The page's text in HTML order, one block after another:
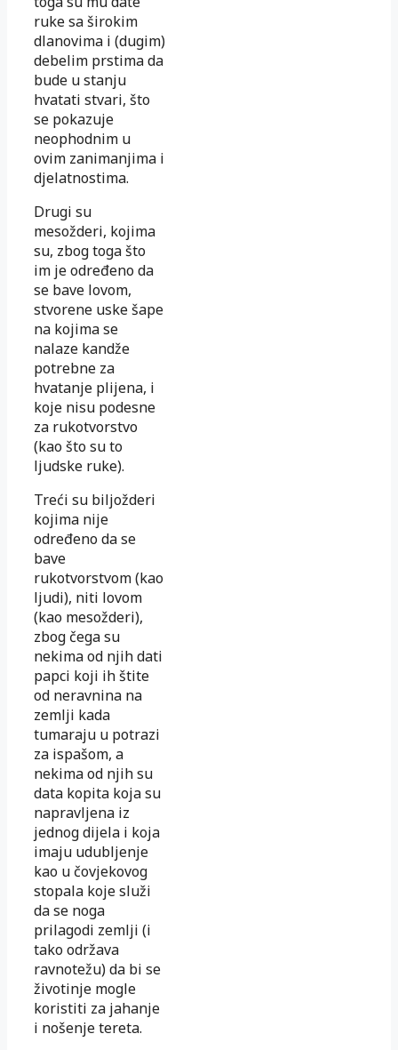
ruke sa širokim
dlanovima i (dugim)
debelim prstima da
bude u stanju
hvatati stvari, što
se pokazuje
neophodnim u
ovim zanimanjima i
djelatnostima.
Drugi su
mesožderi, kojima
su, zbog toga što
im je određeno da
se bave lovom,
stvorene uske šape
na kojima se
nalaze kandže
potrebne za
hvatanje plijena, i
koje nisu podesne
za rukotvorstvo
(kao što su to
ljudske ruke).
Treći su biljožderi
kojima nije
određeno da se
bave
rukotvorstvom (kao
ljudi), niti lovom
(kao mesožderi),
zbog čega su
nekima od njih dati
papci koji ih štite
od neravnina na
zemlji kada
tumaraju u potrazi
za ispašom, a
nekima od njih su
data kopita koja su
napravljena iz
jednog dijela i koja
imaju udubljenje
kao u čovjekovog
stopala koje služi
da se noga
prilagodi zemlji (i
tako održava
ravnotežu) da bi se
životinje mogle
koristiti za jahanje
i nošenje tereta.